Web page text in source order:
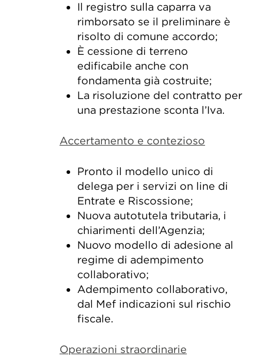
Il registro sulla caparra va
rimborsato se il preliminare è
risolto di comune accordo;
È cessione di terreno
edificabile anche con
fondamenta già costruite;
La risoluzione del contratto per
una prestazione sconta l’Iva.
Accertamento e contezioso
Pronto il modello unico di
delega per i servizi on line di
Entrate e Riscossione;
Nuova autotutela tributaria, i
chiarimenti dell’Agenzia;
Nuovo modello di adesione al
regime di adempimento
collaborativo;
Adempimento collaborativo,
dal Mef indicazioni sul rischio
fiscale.
Operazioni straordinarie